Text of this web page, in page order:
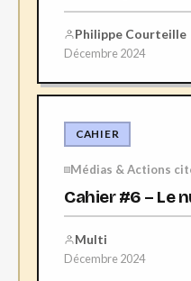
Philippe Courteille
Décembre 2024
CAHIER
Médias & Actions
Cahier #6 – Le
Multi
Décembre 2024